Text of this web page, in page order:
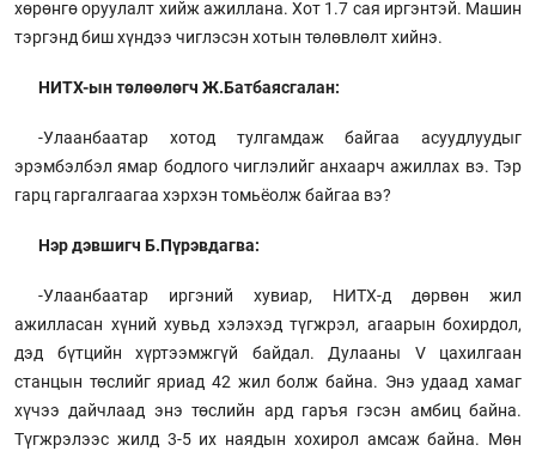
хөрөнгө оруулалт хийж ажиллана. Хот 1.7 сая иргэнтэй. Машин
тэргэнд биш хүндээ чиглэсэн хотын төлөвлөлт хийнэ.
НИТХ-ын төлөөлөгч Ж.Батбаясгалан:
-Улаанбаатар хотод тулгамдаж байгаа асуудлуудыг
эрэмбэлбэл ямар бодлого чиглэлийг анхаарч ажиллах вэ. Тэр
гарц гаргалгаагаа хэрхэн томьёолж байгаа вэ?
Нэр дэвшигч Б.Пүрэвдагва:
-Улаанбаатар иргэний хувиар, НИТХ-д дөрвөн жил
ажилласан хүний хувьд хэлэхэд түгжрэл, агаарын бохирдол,
дэд бүтцийн хүртээмжгүй байдал. Дулааны V цахилгаан
станцын төслийг яриад 42 жил болж байна. Энэ удаад хамаг
хүчээ дайчлаад энэ төслийн ард гаръя гэсэн амбиц байна.
Түгжрэлээс жилд 3-5 их наядын хохирол амсаж байна. Мөн